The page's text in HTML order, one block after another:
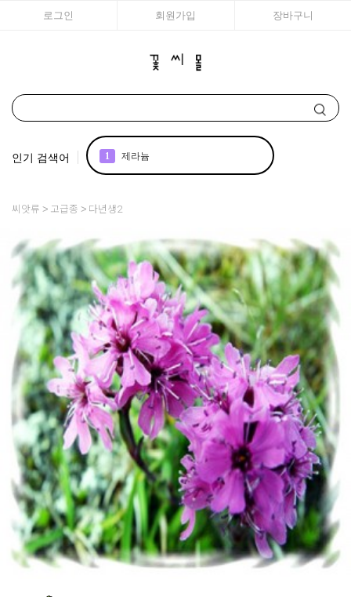
로그인 회원가입 장바구니
인기 검색어 1 제라늄
4 매발톱
5 백합
6 채송화
7 시계초
8 플록스
9 리갈
10 장미
씨앗류 고급종 다년생2